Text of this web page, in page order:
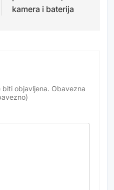
kamera i baterija
biti objavljena. Obavezna